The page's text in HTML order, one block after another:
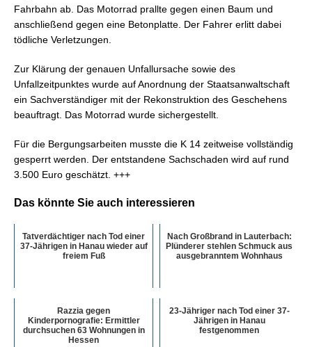
Fahrbahn ab. Das Motorrad prallte gegen einen Baum und
anschließend gegen eine Betonplatte. Der Fahrer erlitt dabei
tödliche Verletzungen.
Zur Klärung der genauen Unfallursache sowie des
Unfallzeitpunktes wurde auf Anordnung der Staatsanwaltschaft
ein Sachverständiger mit der Rekonstruktion des Geschehens
beauftragt. Das Motorrad wurde sichergestellt.
Für die Bergungsarbeiten musste die K 14 zeitweise vollständig
gesperrt werden. Der entstandene Sachschaden wird auf rund
3.500 Euro geschätzt. +++
Das könnte Sie auch interessieren
Tatverdächtiger nach Tod einer
37-Jährigen in Hanau wieder auf
freiem Fuß
Nach Großbrand in Lauterbach:
Plünderer stehlen Schmuck aus
ausgebranntem Wohnhaus
Razzia gegen
Kinderpornografie: Ermittler
durchsuchen 63 Wohnungen in
Hessen
23-Jähriger nach Tod einer 37-
Jährigen in Hanau
festgenommen